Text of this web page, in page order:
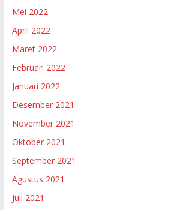
Mei 2022
April 2022
Maret 2022
Februari 2022
Januari 2022
Desember 2021
November 2021
Oktober 2021
September 2021
Agustus 2021
Juli 2021